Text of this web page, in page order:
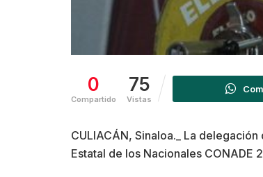
0
Compartido
75
Vistas
CULIACÁN, Sinaloa._ La
Estatal de los Nacionales CONADE